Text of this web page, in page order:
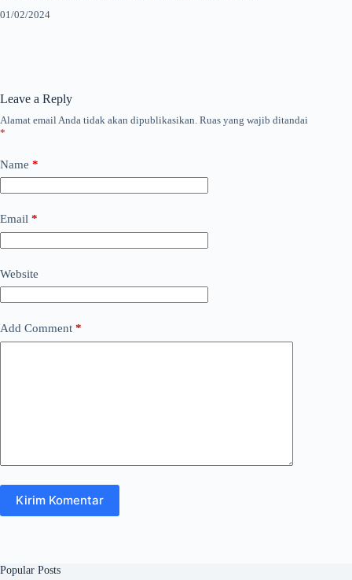
01/02/2024
Leave a Reply
Alamat email Anda tidak akan dipublikasikan. Ruas yang wajib ditandai
*
Name *
Email *
Website
Add Comment *
Kirim Komentar
Popular Posts